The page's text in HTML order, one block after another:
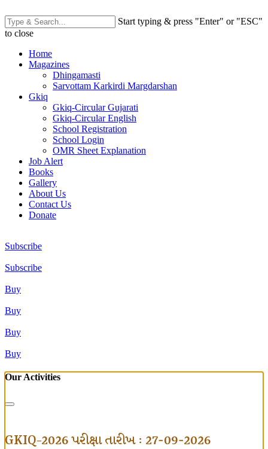
Start typing & press "Enter" or "ESC"
to close
Home
Magazines
Dhingamasti
Sarvottam Karkirdi Margdarshan
Gkiq
Gkiq-Circular Gujarati
Gkiq-Circular English
School Registration
School Login
OMR Sheet Explanation
Job Alert
Books
Gallery
About Us
Contact Us
Donate
Subscribe
Subscribe
Buy
Buy
Buy
Buy
Our Activities
GKIQ-2026 પરીક્ષા તારીખ : 27-09-2026